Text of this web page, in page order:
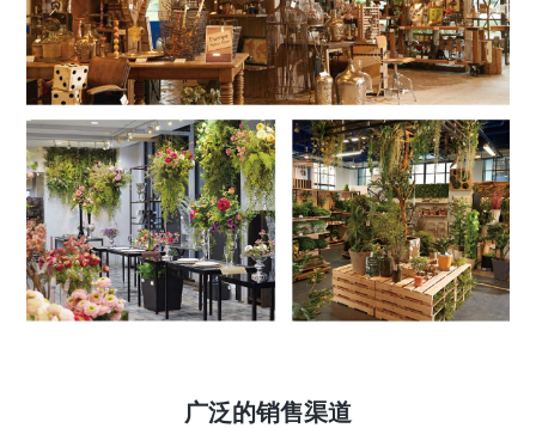
广泛的销售渠道